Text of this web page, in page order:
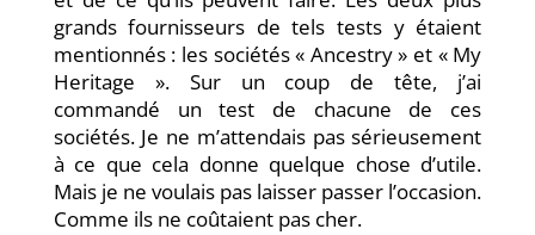
grands fournisseurs de tels tests y étaient
mentionnés : les sociétés « Ancestry » et « My
Heritage ». Sur un coup de tête, j’ai
commandé un test de chacune de ces
sociétés. Je ne m’attendais pas sérieusement
à ce que cela donne quelque chose d’utile.
Mais je ne voulais pas laisser passer l’occasion.
Comme ils ne coûtaient pas cher.